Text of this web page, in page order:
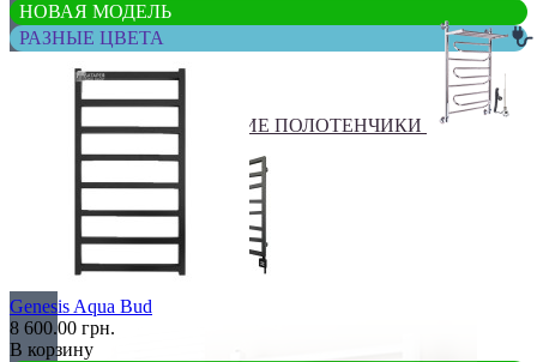
ЭЛЕКТРИЧЕСКИЕ ПОЛОТЕНЧИКИ
Элитные
НОВАЯ МОДЕЛЬ
РАЗНЫЕ ЦВЕТА
Genesis Aqua Bud
8 600.00 грн.
В корзину